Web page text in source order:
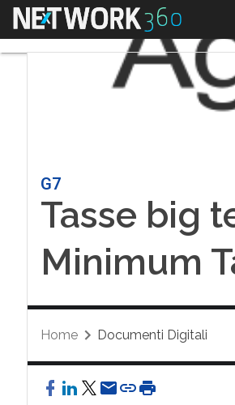
Menu
G7
Tasse big
Minimum
Home Documenti Digitali